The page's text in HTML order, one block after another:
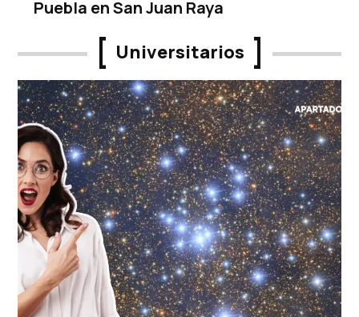
Puebla en San Juan Raya
Universitarios